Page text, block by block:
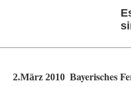
2.März 2010 Bayerisches